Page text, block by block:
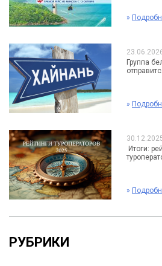
»
Группа
»
Итоги:
»
РУБРИКИ